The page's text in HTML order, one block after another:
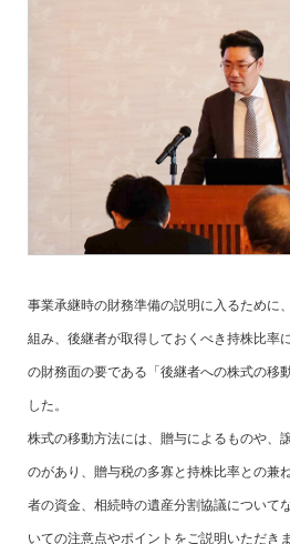
事業承継時の財務準備の説明に入るために
組み、後継者が取得しておくべき持株比率
の財務面の要である「後継者への株式の移
した。
株式の移動方法には、贈与によるものや、
のがあり、贈与税の多寡と持株比率との兼
者の資金、相続時の遺産分割協議について
いての注意点やポイントをご説明いただき